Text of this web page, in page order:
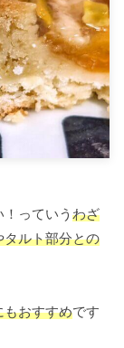
っていう わざ
ルト部分との
もおすすめです